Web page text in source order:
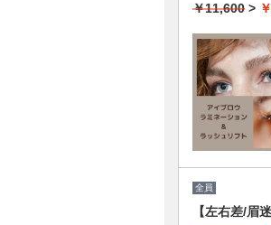
￥11,600 >
全員
【左右差/眉